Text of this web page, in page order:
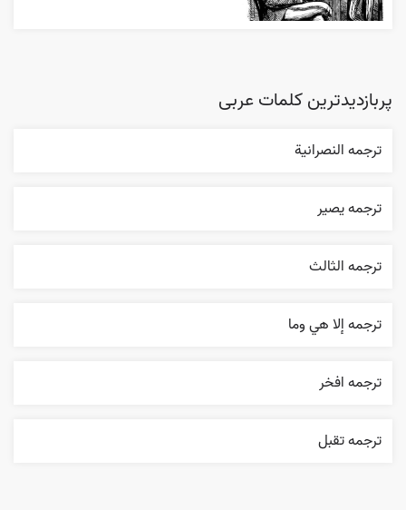
پربازدیدترین کلمات عربی
ترجمه النصرانية
ترجمه یصیر
ترجمه الثالث
ترجمه إلا هي وما
ترجمه افخر
ترجمه تقبل